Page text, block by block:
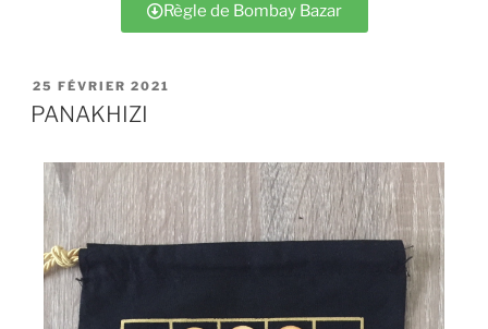
Règle de Bombay Bazar
25 FÉVRIER 2021
PANAKHIZI